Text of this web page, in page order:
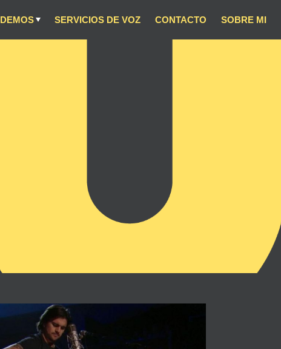
DEMOS SERVICIOS DE VOZ CONTACTO SOBRE MI